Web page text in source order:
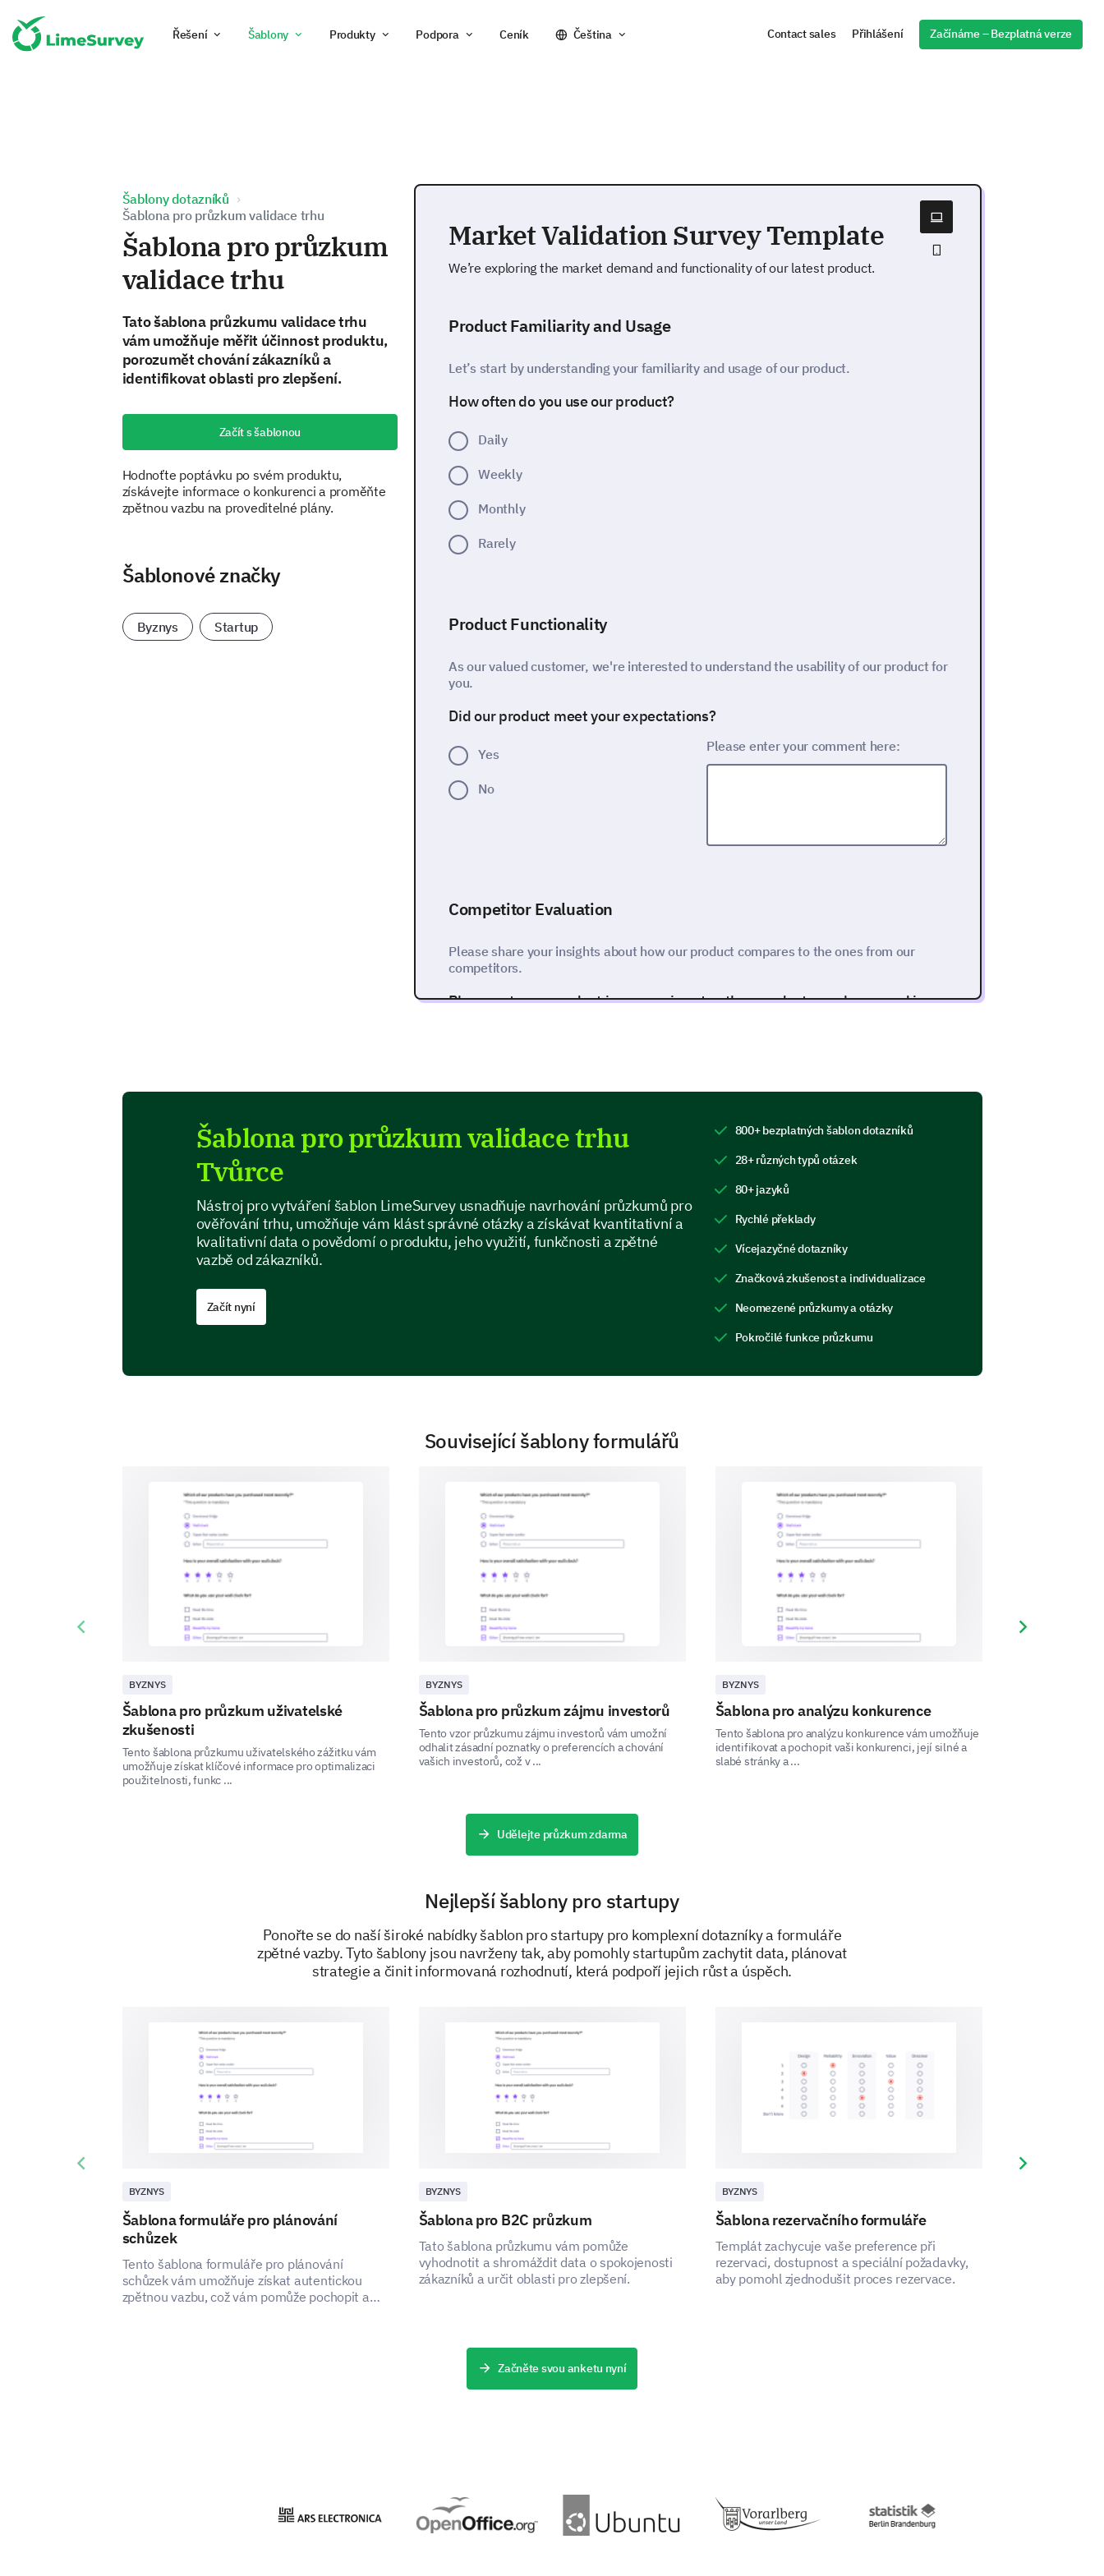
Řešení Šablony Produkty Podpora Ceník Čeština Contact sales Přihlášení Začínáme – Bezplatná verze
Šablony dotazníků
Šablona pro průzkum validace trhu
Šablona pro průzkum
validace trhu
Tato šablona průzkumu validace trhu
vám umožňuje měřit účinnost produktu,
porozumět chování zákazníků a
identifikovat oblasti pro zlepšení.
Začít s šablonou
Hodnoťte poptávku po svém produktu,
získávejte informace o konkurenci a proměňte
zpětnou vazbu na proveditelné plány.
Šablonové značky
Byznys Startup
Market Validation Survey Template
We’re exploring the market demand and functionality of our latest product.
Product Familiarity and Usage
Let’s start by understanding your familiarity and usage of our product.
How often do you use our product?
Daily
Weekly
Monthly
Rarely
Product Functionality
As our valued customer, we're interested to understand the usability of our product for
you.
Did our product meet your expectations?
Yes
No
Please enter your comment here:
Competitor Evaluation
Please share your insights about how our product compares to the ones from our
competitors.
Please rate our product in comparison to other products you have used in
Help us identify areas that could be improved for an enhanced user experience.
Which areas do you think need improvement in our product?
Pricing
After-sale service
As we aim to maximize customer satisfaction, we're keen to hear your suggestions
and feedback.
Have any suggestions or observations that can help improve our product?
Demographics
A few final questions about you to understand our customer base better.
Female Male
What is your year of birth? (Please enter in YYYY format)
Format: mm-dd-yyyy
Šablona pro průzkum validace trhu
Tvůrce
Nástroj pro vytváření šablon LimeSurvey usnadňuje navrhování průzkumů pro
ověřování trhu, umožňuje vám klást správné otázky a získávat kvantitativní a
kvalitativní data o povědomí o produktu, jeho využití, funkčnosti a zpětné
vazbě od zákazníků.
Začít nyní
800+ bezplatných šablon dotazníků
28+ různých typů otázek
80+ jazyků
Rychlé překlady
Vícejazyčné dotazníky
Značková zkušenost a individualizace
Neomezené průzkumy a otázky
Pokročilé funkce průzkumu
Související šablony formulářů
BYZNYS
Šablona pro průzkum uživatelské
zkušenosti
Tento šablona průzkumu uživatelského zážitku vám
umožňuje získat klíčové informace pro optimalizaci
použitelnosti, funkc ...
BYZNYS
Šablona pro průzkum zájmu investorů
Tento vzor průzkumu zájmu investorů vám umožní
odhalit zásadní poznatky o preferencích a chování
vašich investorů, což v ...
BYZNYS
Šablona pro analýzu konkurence
Tento šablona pro analýzu konkurence vám umožňuje
identifikovat a pochopit vaši konkurenci, její silné a
slabé stránky a ...
Previous slide Next slide
Udělejte průzkum zdarma
Nejlepší šablony pro startupy
Ponořte se do naší široké nabídky šablon pro startupy pro komplexní dotazníky a formuláře
zpětné vazby. Tyto šablony jsou navrženy tak, aby pomohly startupům zachytit data, plánovat
strategie a činit informovaná rozhodnutí, která podpoří jejich růst a úspěch.
BYZNYS
Šablona formuláře pro plánování
schůzek
Tento šablona formuláře pro plánování
schůzek vám umožňuje získat autentickou
zpětnou vazbu, což vám pomůže pochopit a
BYZNYS
Šablona pro B2C průzkum
Tato šablona průzkumu vám pomůže
vyhodnotit a shromáždit data o spokojenosti
zákazníků a určit oblasti pro zlepšení.
BYZNYS
Šablona rezervačního formuláře
Templát zachycuje vaše preference při
rezervaci, dostupnost a speciální požadavky,
aby pomohl zjednodušit proces rezervace.
Previous slide Next slide
Začněte svou anketu nyní